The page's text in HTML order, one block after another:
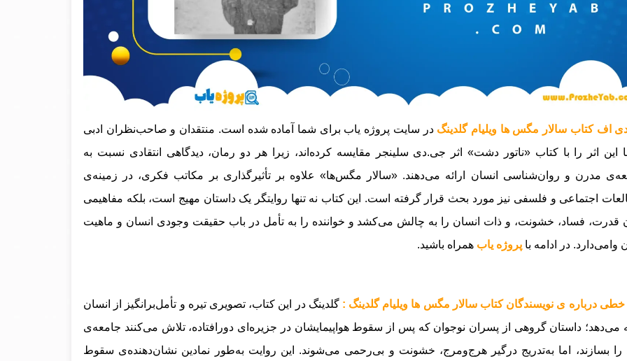
اف کتاب سالار مگس ها ویلیام گلدینگدر سایت پروژه یاب برای شما آماده شده است. منتقدان و صاحب‌نظران ادبی
این اثر را با کتاب «ناتور دشت» اثر جی.دی سلینجر مقایسه کرده‌اند، زیرا هر دو رمان، دیدگاهی انتقادی نسبت به
مدرن و روان‌شناسی انسان ارائه می‌دهند. «سالار مگس‌ها» علاوه بر تأثیرگذاری بر مکاتب فکری، در زمینه‌ی
اجتماعی و فلسفی نیز مورد بحث قرار گرفته است. این کتاب نه تنها روایتگر یک داستان مهیج است، بلکه مفاهیمی
قدرت، فساد، خشونت، و ذات انسان را به چالش می‌کشد و خواننده را به تأمل در باب حقیقت وجودی انسان و ماهیت
وامی‌دارد. در ادامه با پروژه یاب همراه باشید.
خطی درباره ی نویسندگان کتاب سالار مگس ها ویلیام گلدینگ : گلدینگ در این کتاب، تصویری تیره و تأمل‌برانگیز از انسان
می‌دهد؛ داستان گروهی از پسران نوجوان که پس از سقوط هواپیمایشان در جزیره‌ای دورافتاده، تلاش می‌کنند جامعه‌ی
را بسازند، اما به‌تدریج درگیر هرج‌ومرج، خشونت و بی‌رحمی می‌شوند. این روایت به‌طور نمادین نشان‌دهنده‌ی سقوط